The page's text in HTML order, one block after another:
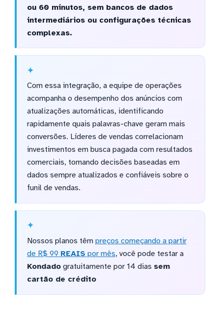
ou 60 minutos, sem bancos de dados
intermediários ou configurações técnicas
complexas.
Com essa integração, a equipe de operações
acompanha o desempenho dos anúncios com
atualizações automáticas, identificando
rapidamente quais palavras-chave geram mais
conversões. Líderes de vendas correlacionam
investimentos em busca pagada com resultados
comerciais, tomando decisões baseadas em
dados sempre atualizados e confiáveis sobre o
funil de vendas.
Nossos planos têm preços começando a partir
de R$ 99 REAIS por mês, você pode testar a
Kondadogratuitamente por 14 dias sem
cartão de crédito